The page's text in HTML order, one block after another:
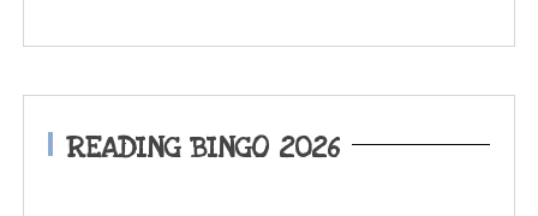
READING BINGO 2026